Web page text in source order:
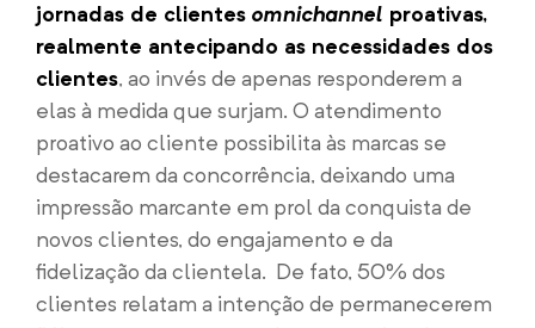
jornadas de clientes omnichannel proativas,
realmente antecipando as necessidades dos
clientes, ao invés de apenas responderem a
elas à medida que surjam. O atendimento
proativo ao cliente possibilita às marcas se
destacarem da concorrência, deixando uma
impressão marcante em prol da conquista de
novos clientes, do engajamento e da
fidelização da clientela. De fato, 50% dos
clientes relatam a intenção de permanecerem